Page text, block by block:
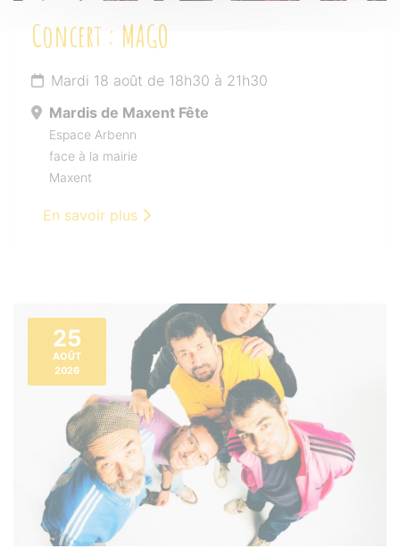
Concert : MAGO
Mardi 18 août de 18h30 à 21h30
Mardis de Maxent Fête
Espace Arbenn
face à la mairie
Maxent
En savoir plus
25
AOÛT
2026